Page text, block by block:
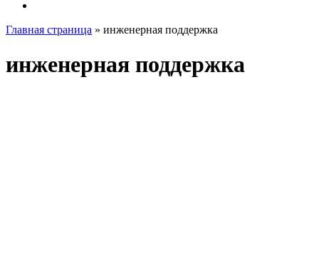
Главная страница » инженерная поддержка
инженерная поддержка